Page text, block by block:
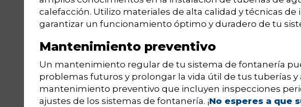
calefacción. Utilizo materiales de alta calidad y técnicas de
garantizar un funcionamiento óptimo y duradero de tu
Mantenimiento preventivo
Un mantenimiento regular de tu sistema de fontanería
problemas futuros y prolongar la vida útil de tus tuberías y
mantenimiento preventivo que incluyen inspecciones
ajustes de los sistemas de fontanería. ¡No esperes a que